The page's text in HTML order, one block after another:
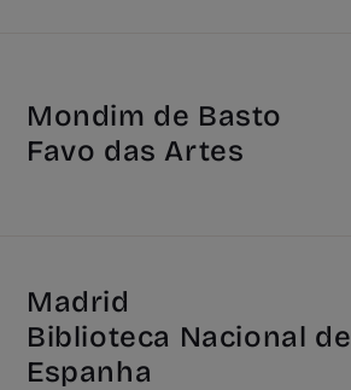
Mondim de Basto
Favo das Artes
Madrid
Biblioteca Nacional de
Espanha